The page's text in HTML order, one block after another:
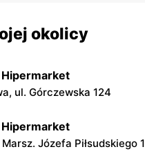
okolicy
ul. Górczewska 124
Józefa Piłsudskiego 1